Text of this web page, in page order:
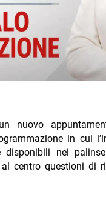
nuovo
in cui
disponibili nei
centro questioni di